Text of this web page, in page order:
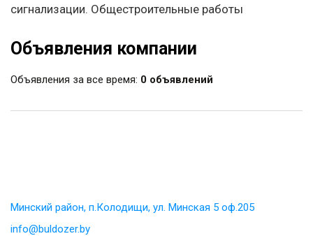
сигнализации. Общестроительные работы
Объявления компании
Объявления за все время: 0 объявлений
Минский район, п.Колодищи, ул. Минская 5 оф.205
info@buldozer.by